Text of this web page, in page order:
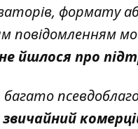
формату
повідомленням
йшлося про